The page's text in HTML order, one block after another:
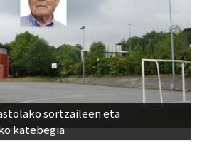
sortzaileen eta
katebegia